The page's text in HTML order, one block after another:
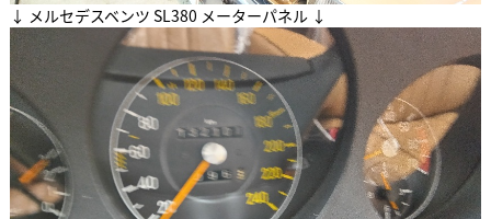
↓ メルセデスベンツ SL380 メーターパネル ↓